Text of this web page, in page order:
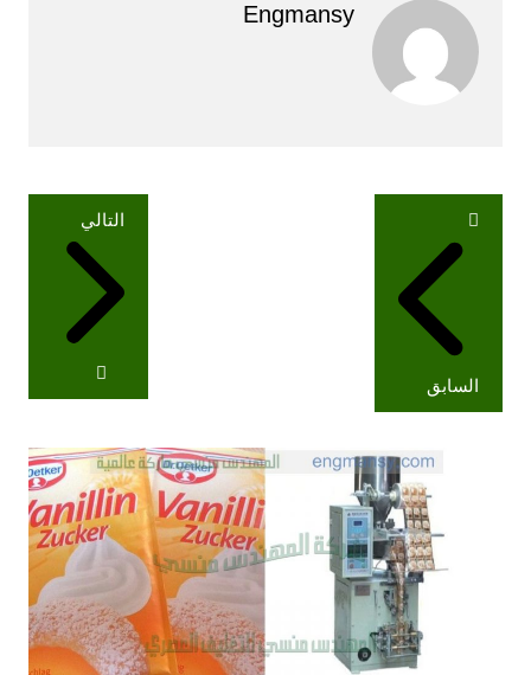
Engmansy
تصفّح
المقالات
السابق
التالي